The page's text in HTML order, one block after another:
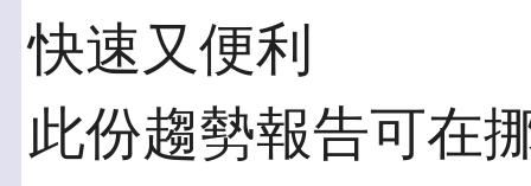
快速又便利
此份趨勢報告可在